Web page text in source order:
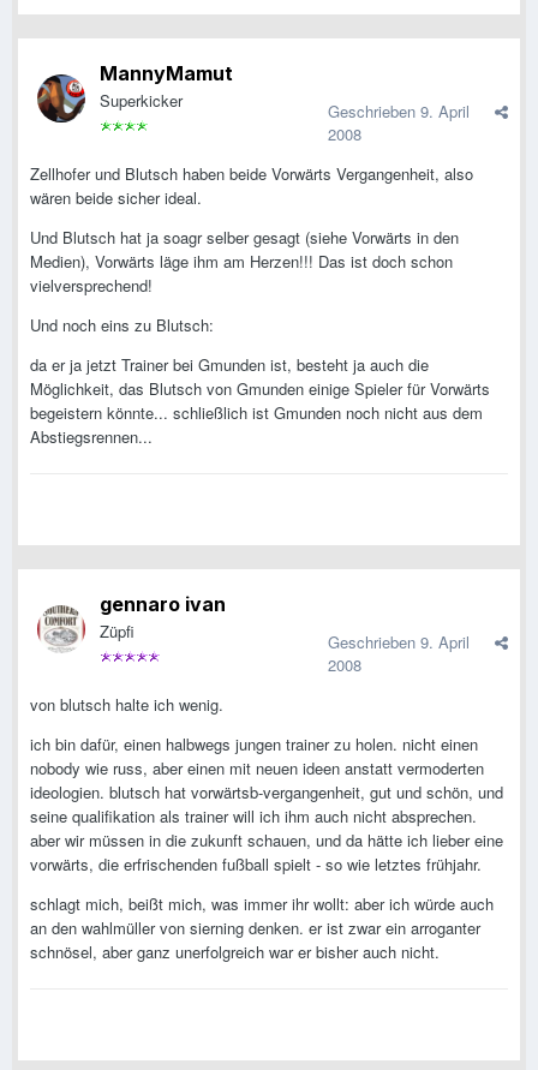
MannyMamut
Superkicker Geschrieben 9. April
2008
Zellhofer und Blutsch haben beide Vorwärts Vergangenheit, also
wären beide sicher ideal.
Und Blutsch hat ja soagr selber gesagt (siehe Vorwärts in den
Medien), Vorwärts läge ihm am Herzen!!! Das ist doch schon
vielversprechend!
Und noch eins zu Blutsch:
da er ja jetzt Trainer bei Gmunden ist, besteht ja auch die
Möglichkeit, das Blutsch von Gmunden einige Spieler für Vorwärts
begeistern könnte... schließlich ist Gmunden noch nicht aus dem
Abstiegsrennen...
gennaro ivan
Züpfi Geschrieben 9. April
2008
von blutsch halte ich wenig.
ich bin dafür, einen halbwegs jungen trainer zu holen. nicht einen
nobody wie russ, aber einen mit neuen ideen anstatt vermoderten
ideologien. blutsch hat vorwärtsb-vergangenheit, gut und schön, und
seine qualifikation als trainer will ich ihm auch nicht absprechen.
aber wir müssen in die zukunft schauen, und da hätte ich lieber eine
vorwärts, die erfrischenden fußball spielt - so wie letztes frühjahr.
schlagt mich, beißt mich, was immer ihr wollt: aber ich würde auch
an den wahlmüller von sierning denken. er ist zwar ein arroganter
schnösel, aber ganz unerfolgreich war er bisher auch nicht.